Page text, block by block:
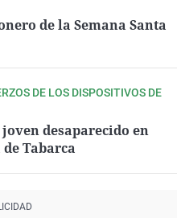
de la Semana Santa
DE LOS DISPOSITIVOS DE
desaparecido en
Tabarca